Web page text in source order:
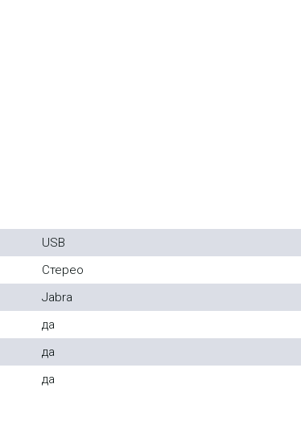
USB
Стерео
Jabra
да
да
да